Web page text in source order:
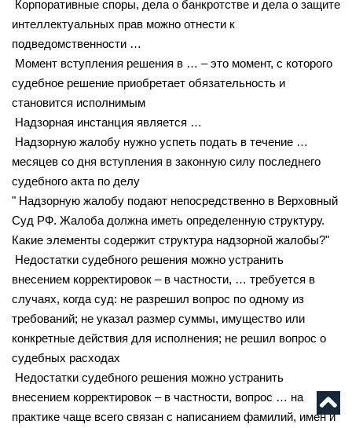
Корпоративные споры, дела о банкротстве и дела о защите
интеллектуальных прав можно отнести к
подведомственности …
Момент вступления решения в … – это момент, с которого
судебное решение приобретает обязательность и
становится исполнимым
Надзорная инстанция является …
Надзорную жалобу нужно успеть подать в течение …
месяцев со дня вступления в законную силу последнего
судебного акта по делу
" Надзорную жалобу подают непосредственно в Верховный
Суд РФ. Жалоба должна иметь определенную структуру.
Какие элементы содержит структура надзорной жалобы?"
Недостатки судебного решения можно устранить
внесением корректировок – в частности, … требуется в
случаях, когда суд: не разрешил вопрос по одному из
требований; не указал размер суммы, имущество или
конкретные действия для исполнения; не решил вопрос о
судебных расходах
Недостатки судебного решения можно устранить
внесением корректировок – в частности, вопрос … на
практике чаще всего связан с написанием фамилий, имен и